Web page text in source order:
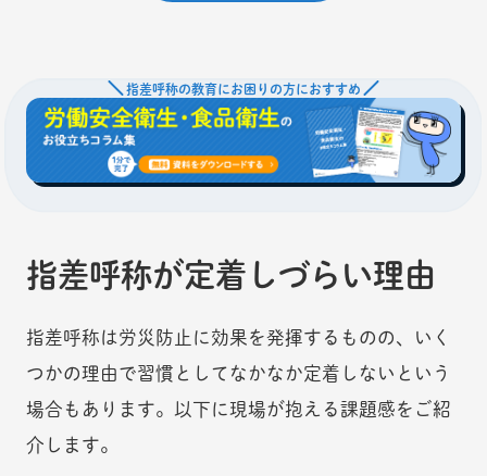
指差呼称の教育にお困りの方におすすめ
指差呼称が定着しづらい理由
指差呼称は労災防止に効果を発揮するものの、いく
つかの理由で習慣としてなかなか定着しないという
場合もあります。以下に現場が抱える課題感をご紹
介します。